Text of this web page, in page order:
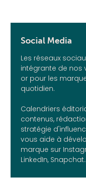
Social Media
Les réseaux
intégrante de nos
or pour les
quotidien.
Calendriers
contenus,
stratégie
vous aide à
marque sur
LinkedIn,